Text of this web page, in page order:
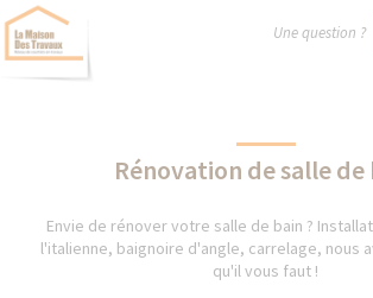
Une question ?
Rénovation de salle de
Envie de rénover votre salle de bain ?
l'italienne, baignoire d'angle, carrelage, nous
qu'il vous faut !